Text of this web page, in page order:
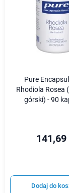
Pure
Rhodiola Rosea
górski) - 90
141,69
Dodaj do